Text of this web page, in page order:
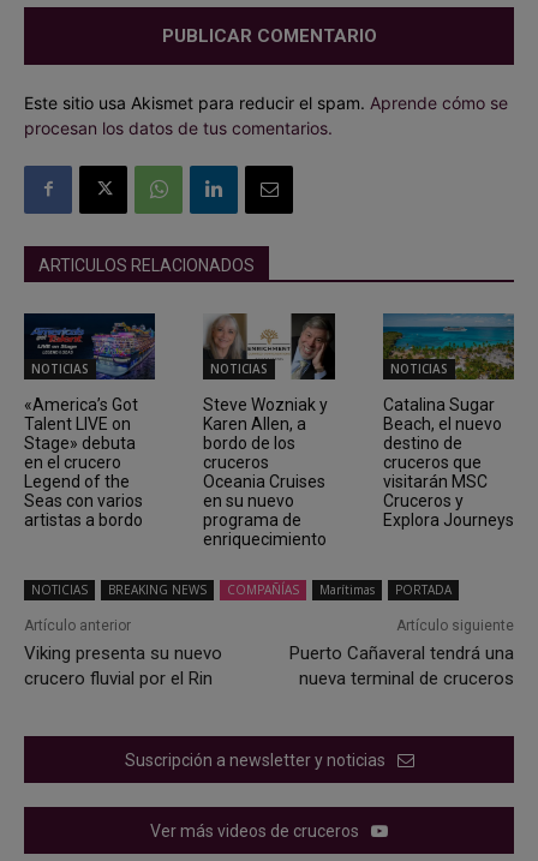
Este sitio usa Akismet para reducir el spam. Aprende cómo se
procesan los datos de tus comentarios.
ARTICULOS RELACIONADOS
NOTICIAS
«America’s Got
Talent LIVE on
Stage» debuta
en el crucero
Legend of the
Seas con varios
artistas a bordo
NOTICIAS
Steve Wozniak y
Karen Allen, a
bordo de los
cruceros
Oceania Cruises
en su nuevo
programa de
enriquecimiento
NOTICIAS
Catalina Sugar
Beach, el nuevo
destino de
cruceros que
visitarán MSC
Cruceros y
Explora Journeys
NOTICIAS BREAKING NEWS COMPAÑÍAS Marítimas PORTADA
Artículo anterior
Viking presenta su nuevo
crucero fluvial por el Rin
Artículo siguiente
Puerto Cañaveral tendrá una
nueva terminal de cruceros
Suscripción a newsletter y noticias
Ver más videos de cruceros